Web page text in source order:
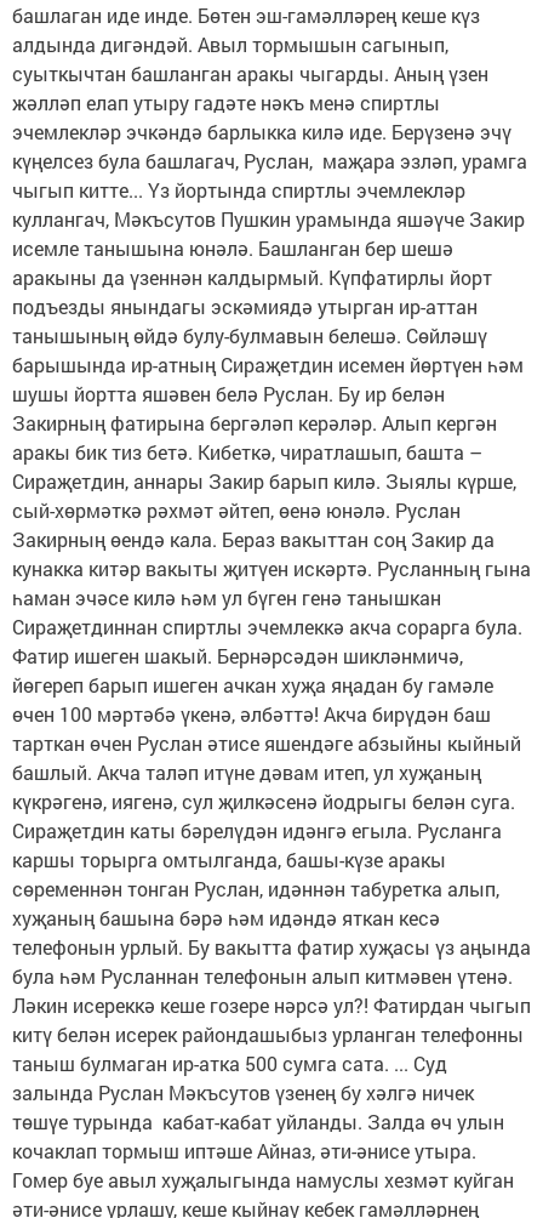
башлаган иде инде. Бөтен эш-гамәлләрең кеше күз
алдында дигәндәй. Авыл тормышын сагынып,
суыткычтан башланган аракы чыгарды. Аның үзен
жәлләп елап утыру гадәте нәкъ менә спиртлы
эчемлекләр эчкәндә барлыкка килә иде. Берүзенә эчү
күңелсез була башлагач, Руслан, маҗара эзләп, урамга
чыгып китте... Үз йортында спиртлы эчемлекләр
куллангач, Мәкъсутов Пушкин урамында яшәүче Закир
исемле танышына юнәлә. Башланган бер шешә
аракыны да үзеннән калдырмый. Күпфатирлы йорт
подъезды янындагы эскәмиядә утырган ир-аттан
танышының өйдә булу-булмавын белешә. Сөйләшү
барышында ир-атның Сираҗетдин исемен йөртүен һәм
шушы йортта яшәвен белә Руслан. Бу ир белән
Закирның фатирына бергәләп керәләр. Алып кергән
аракы бик тиз бетә. Кибеткә, чиратлашып, башта –
Сираҗетдин, аннары Закир барып килә. Зыялы күрше,
сый-хөрмәткә рәхмәт әйтеп, өенә юнәлә. Руслан
Закирның өендә кала. Бераз вакыттан соң Закир да
кунакка китәр вакыты җитүен искәртә. Русланның гына
һаман эчәсе килә һәм ул бүген генә танышкан
Сираҗетдиннан спиртлы эчемлеккә акча сорарга була.
Фатир ишеген шакый. Бернәрсәдән шикләнмичә,
йөгереп барып ишеген ачкан хуҗа яңадан бу гамәле
өчен 100 мәртәбә үкенә, әлбәттә! Акча бирүдән баш
тарткан өчен Руслан әтисе яшендәге абзыйны кыйный
башлый. Акча таләп итүне дәвам итеп, ул хуҗаның
күкрәгенә, иягенә, сул җилкәсенә йодрыгы белән суга.
Сираҗетдин каты бәрелүдән идәнгә егыла. Русланга
каршы торырга омтылганда, башы-күзе аракы
сөременнән тонган Руслан, идәннән табуретка алып,
хуҗаның башына бәрә һәм идәндә яткан кесә
телефонын урлый. Бу вакытта фатир хуҗасы үз аңында
була һәм Русланнан телефонын алып китмәвен үтенә.
Ләкин исереккә кеше гозере нәрсә ул?! Фатирдан чыгып
китү белән исерек райондашыбыз урланган телефонны
таныш булмаган ир-атка 500 сумга сата. ... Суд
залында Руслан Мәкъсутов үзенең бу хәлгә ничек
төшүе турында кабат-кабат уйланды. Залда өч улын
кочаклап тормыш иптәше Айназ, әти-әнисе утыра.
Гомер буе авыл хуҗалыгында намуслы хезмәт куйган
әти-әнисе урлашу, кеше кыйнау кебек гамәлләрнең